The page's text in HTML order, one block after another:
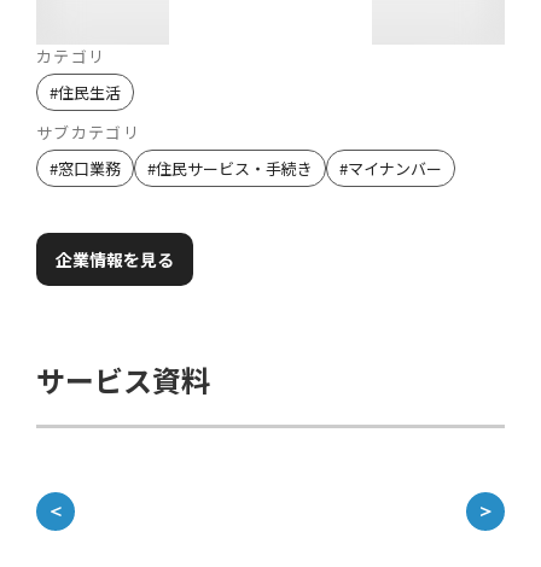
カテゴリ
#住民生活
サブカテゴリ
#窓口業務 #住民サービス・手続き #マイナンバー
企業情報を見る
サービス資料
＜ ＞